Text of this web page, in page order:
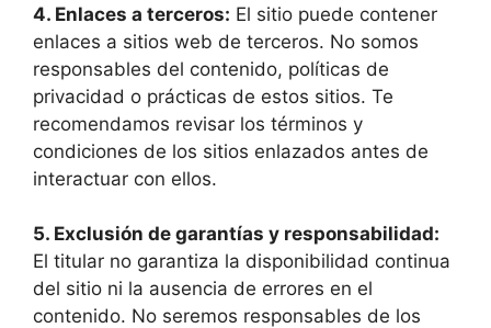
4. Enlaces a terceros: El sitio puede contener
enlaces a sitios web de terceros. No somos
responsables del contenido, políticas de
privacidad o prácticas de estos sitios. Te
recomendamos revisar los términos y
condiciones de los sitios enlazados antes de
interactuar con ellos.
5. Exclusión de garantías y responsabilidad:
El titular no garantiza la disponibilidad continua
del sitio ni la ausencia de errores en el
contenido. No seremos responsables de los